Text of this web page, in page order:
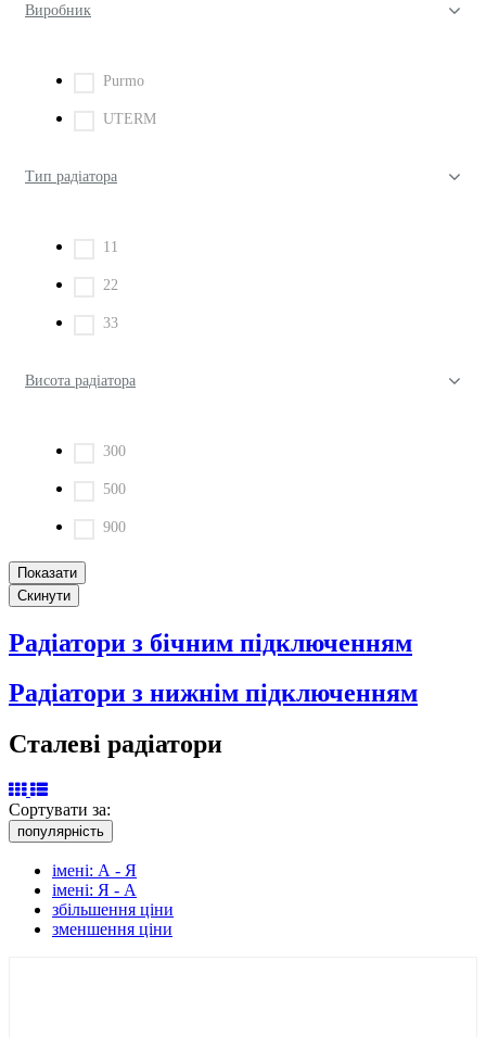
Виробник
Purmo
UTERM
Тип радіатора
11
22
33
Висота радіатора
300
500
900
Радіатори з бічним підключенням
Радіатори з нижнім підключенням
Сталеві радіатори
Сортувати за:
популярність
імені: А - Я
імені: Я - А
збільшення ціни
зменшення ціни